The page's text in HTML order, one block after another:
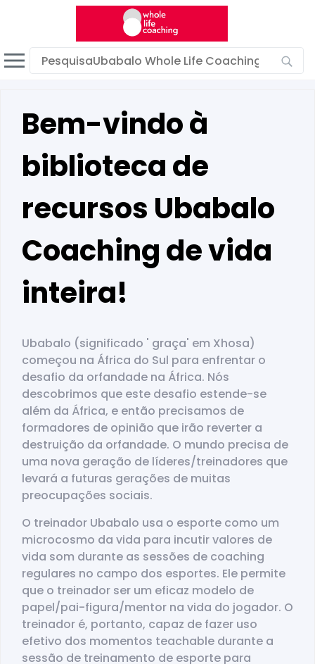
Bem-vindo à
biblioteca de
recursos Ubabalo
Coaching de vida
inteira!
Ubabalo (significado ' graça' em Xhosa)
começou na África do Sul para enfrentar o
desafio da orfandade na África. Nós
descobrimos que este desafio estende-se
além da África, e então precisamos de
formadores de opinião que irão reverter a
destruição da orfandade. O mundo precisa de
uma nova geração de líderes/treinadores que
levará a futuras gerações de muitas
preocupações sociais.
O treinador Ubabalo usa o esporte como um
microcosmo da vida para incutir valores de
vida som durante as sessões de coaching
regulares no campo dos esportes. Ele permite
que o treinador ser um eficaz modelo de
papel/pai-figura/mentor na vida do jogador. O
treinador é, portanto, capaz de fazer uso
efetivo dos momentos teachable durante a
sessão de treinamento de esporte para
Portuguese (Brazil)
Entrar
Modo escuro